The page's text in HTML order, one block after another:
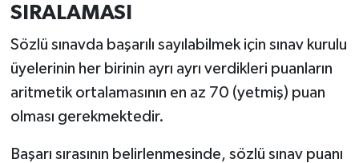
SIRALAMASI
Sözlü sınavda başarılı sayılabilmek için sınav kurulu
üyelerinin her birinin ayrı ayrı verdikleri puanların
aritmetik ortalamasının en az 70 (yetmiş) puan
olması gerekmektedir.
Başarı sırasının belirlenmesinde, sözlü sınav puanı